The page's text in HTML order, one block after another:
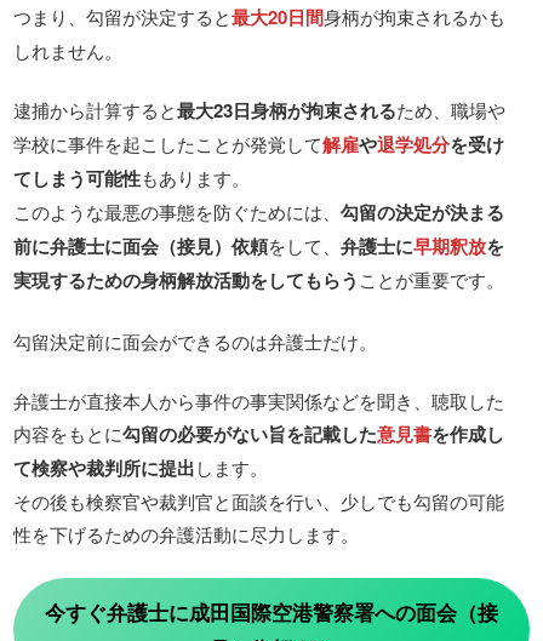
つまり、勾留が決定すると最大20日間身柄が拘束されるかも
しれません。
逮捕から計算すると最大23日身柄が拘束されるため、職場や
学校に事件を起こしたことが発覚して解雇や退学処分を受け
てしまう可能性もあります。
このような最悪の事態を防ぐためには、勾留の決定が決まる
前に弁護士に面会（接見）依頼をして、弁護士に早期釈放を
実現するための身柄解放活動をしてもらう ことが重要です。
勾留決定前に面会ができるのは弁護士だけ。
弁護士が直接本人から事件の事実関係などを聞き、聴取した
内容をもとに勾留の必要がない旨を記載した意見書を作成し
て検察や裁判所に提出します。
その後も検察官や裁判官と面談を行い、少しでも勾留の可能
性を下げるための弁護活動に尽力します。
今すぐ弁護士に成田国際空港警察署への面会（接